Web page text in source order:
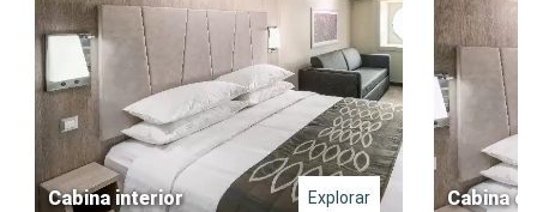
Cabina interior Explorar Cabina